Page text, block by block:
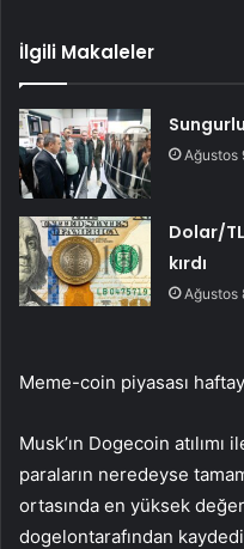
İlgili Makaleler
Ağustos
Dolar/
kırdı
Ağustos
Meme-coin piyasası
Musk’ın Dogecoin
paraların neredeyse
ortasında en yüksek
dogelontarafından